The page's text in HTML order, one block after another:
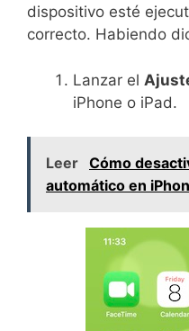
dispositivo esté
correcto. Habiendo
Lanzar el
iPhone o iPad.
Leer Cómo
automático en